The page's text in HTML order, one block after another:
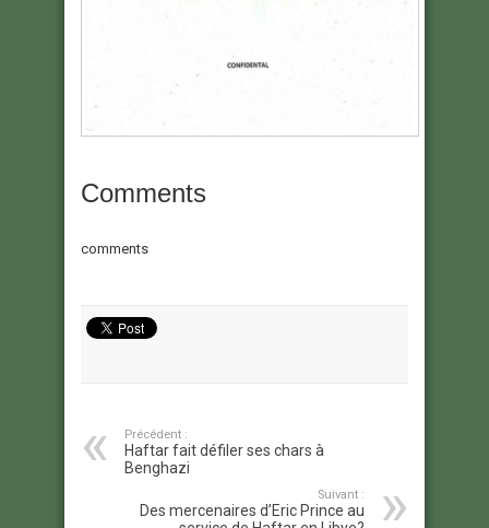
Comments
comments
Précédent :
Haftar fait défiler ses chars à
Benghazi
Suivant :
Des mercenaires d’Eric Prince au